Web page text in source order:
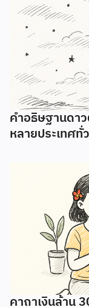
คำอธิษฐานดา
หลายประเทศทั่
คาถาเงินล้าน